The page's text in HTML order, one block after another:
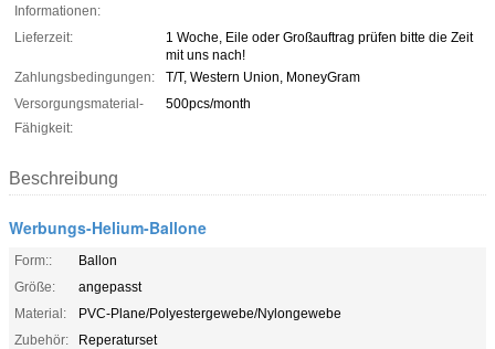
Informationen:
Lieferzeit:
1 Woche, Eile oder Großauftrag prüfen bitte die Zeit
mit uns nach!
Zahlungsbedingungen:
T/T, Western Union, MoneyGram
Versorgungsmaterial-
Fähigkeit:
500pcs/month
Beschreibung
Werbungs-Helium-Ballone
Form::
Ballon
Größe:
angepasst
Material:
PVC-Plane/Polyestergewebe/Nylongewebe
Zubehör:
Reperaturset